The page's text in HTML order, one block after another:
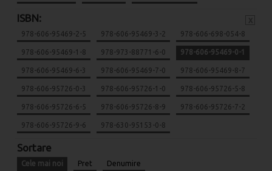
ISBN:
978-606-95469-2-5 978-606-95469-3-2 978-606-698-054-8
978-606-95469-1-8 978-973-88771-6-0 978-606-95469-0-1
978-606-95469-6-3 978-606-95469-7-0 978-606-95469-8-7
978-606-95726-0-3 978-606-95726-1-0 978-606-95726-5-8
978-606-95726-6-5 978-606-95726-8-9 978-606-95726-7-2
978-606-95726-9-6 978-630-95153-0-8
Sortare
Cele mai noi Pret Denumire